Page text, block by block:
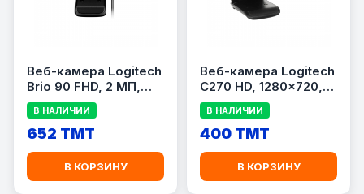
Веб-камера Logitech
Brio 90 FHD, 2 МП,
встроенный
микрофон, USB 2.0,
черная
В НАЛИЧИИ
652 TMT
В КОРЗИНУ
Веб-камера Logitech
C270 HD, 1280×720,
USB 2.0, встроенный
микрофон, черная
В НАЛИЧИИ
400 TMT
В КОРЗИНУ